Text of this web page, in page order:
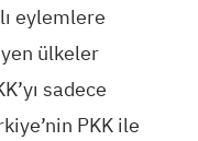
eylemlere
ülkeler
sadece
PKK ile